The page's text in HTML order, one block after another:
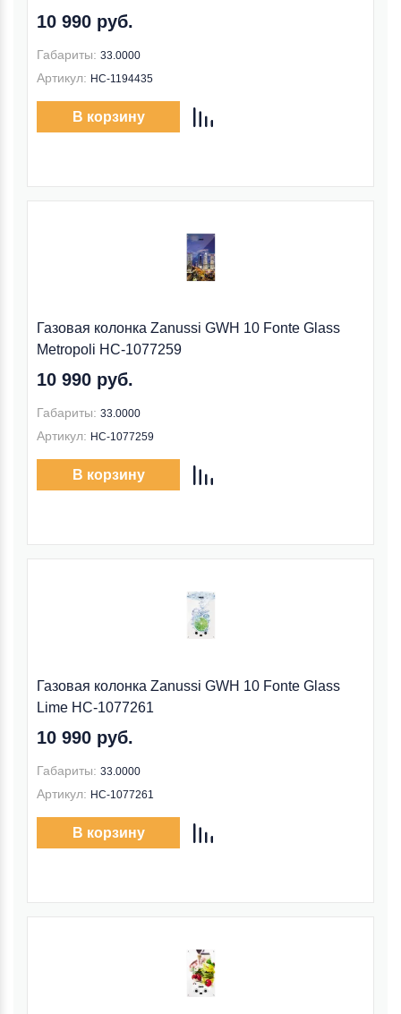
10 990 руб.
Габариты: 33.0000
Артикул: НС-1194435
В корзину
Газовая колонка Zanussi GWH 10 Fonte Glass
Metropoli НС-1077259
10 990 руб.
Габариты: 33.0000
Артикул: НС-1077259
В корзину
Газовая колонка Zanussi GWH 10 Fonte Glass
Lime НС-1077261
10 990 руб.
Габариты: 33.0000
Артикул: НС-1077261
В корзину